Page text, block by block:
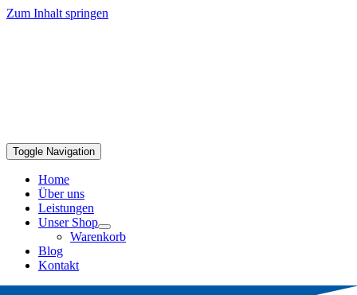
Zum Inhalt springen
Toggle Navigation
Home
Über uns
Leistungen
Unser Shop
Warenkorb
Blog
Kontakt